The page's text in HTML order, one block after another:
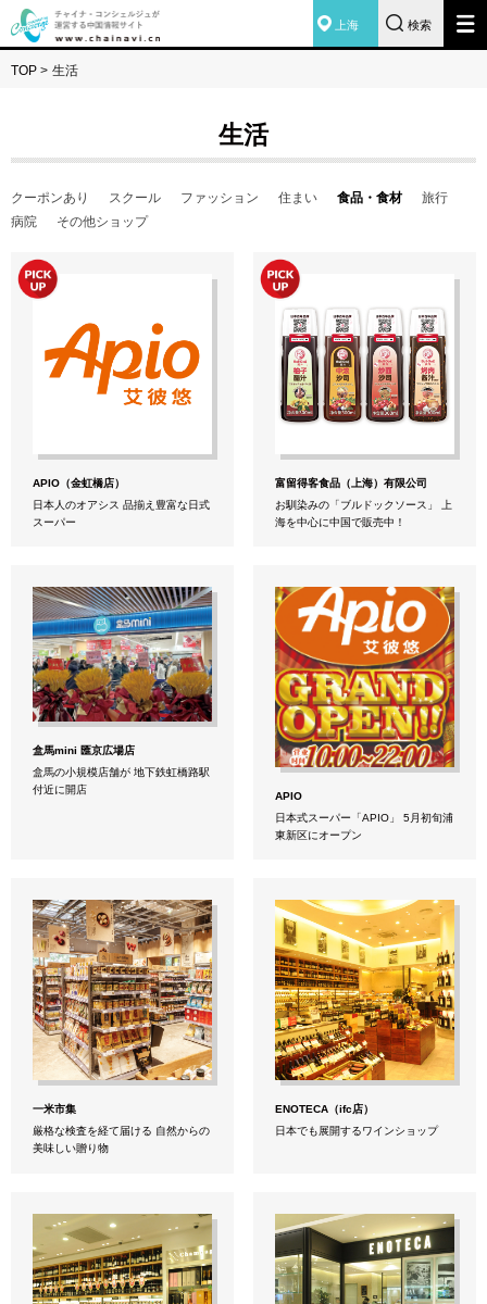
上海 検索
TOP > 生活
生活
クーポンあり スクール ファッション 住まい 食品・食材
旅行
病院
その他ショップ
APIO（金虹橋店）
日本人のオアシス 品揃え豊富な日式
スーパー
富留得客食品（上海）有限公司
お馴染みの「ブルドックソース」 上
海を中心に中国で販売中！
盒馬mini 匯京広場店
盒馬の小規模店舗が 地下鉄虹橋路駅
付近に開店
APIO
日本式スーパー「APIO」 5月初旬浦
東新区にオープン
一米市集
厳格な検査を経て届ける 自然からの
美味しい贈り物
ENOTECA（ifc店）
日本でも展開するワインショップ